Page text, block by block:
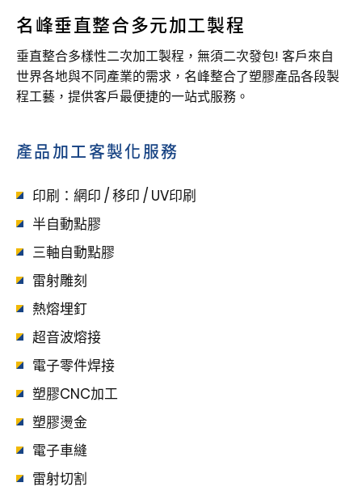
名峰垂直整合多元加工製程
垂直整合多樣性二次加工製程，無須二次發包! 客戶來自
世界各地與不同產業的需求，名峰整合了塑膠產品各段製
程工藝，提供客戶最便捷的一站式服務。
產品加工客製化服務
印刷：網印 / 移印 / UV印刷
半自動點膠
三軸自動點膠
雷射雕刻
熱熔埋釘
超音波熔接
電子零件焊接
塑膠CNC加工
塑膠燙金
電子車縫
雷射切割